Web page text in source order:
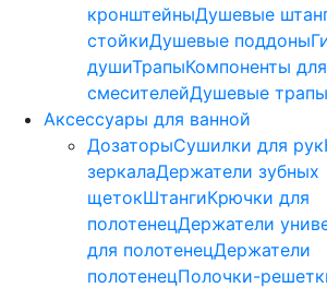
кронштейныДушевые
стойкиДушевые поддоны
душиТрапыКомпоненты
смесителейДушевые
Аксессуары для ванной
ДозаторыСушилки для рук
зеркалаДержатели зубных
щетокШтангиКрючки для
полотенецДержатели
для полотенецДержатели
полотенецПолочки-